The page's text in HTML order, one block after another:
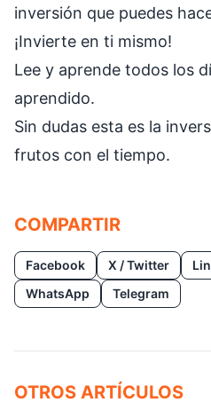
inversión que puedes
¡Invierte en ti mismo!
Lee y aprende todos los
aprendido.
Sin dudas esta es la
frutos con el tiempo.
COMPARTIR
Facebook X / Twitter
WhatsApp
Telegram
OTROS ARTÍCULOS